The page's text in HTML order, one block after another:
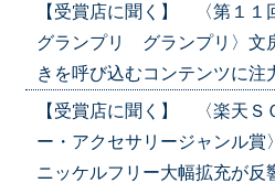
【受賞店に聞く】 〈第１
グランプリ グランプリ〉文
きを呼び込むコンテンツに注
【受賞店に聞く】 〈楽天
ー・アクセサリージャンル
ニッケルフリー大幅拡充が反